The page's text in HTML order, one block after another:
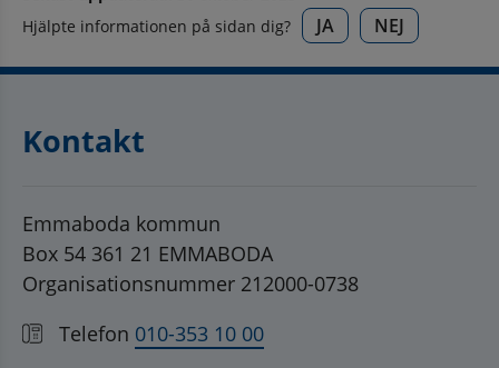
Hjälpte informationen på sidan dig?
JA NEJ
Kontakt
Emmaboda kommun
Box 54 361 21 EMMABODA
Organisationsnummer 212000-0738
Telefon 010-353 10 00